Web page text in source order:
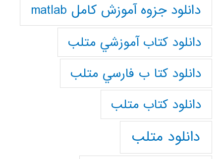
دانلود جزوه آموزش کامل matlab
دانلود كتاب آموزشي متلب
دانلود كتا ب فارسي متلب
دانلود كتاب متلب
دانلود متلب